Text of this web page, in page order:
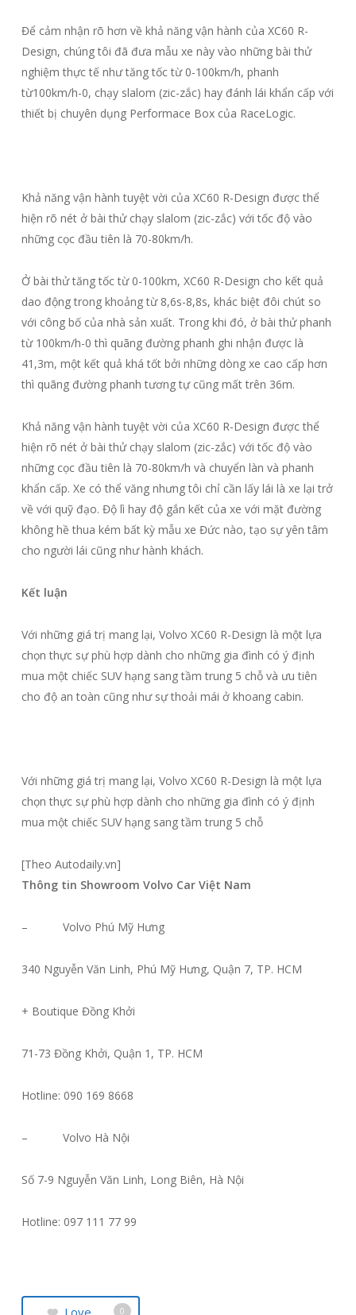
Để cảm nhận rõ hơn về khả năng vận hành của XC60 R-
Design, chúng tôi đã đưa mẫu xe này vào những bài thử
nghiệm thực tế như tăng tốc từ 0-100km/h, phanh
từ100km/h-0, chạy slalom (zic-zắc) hay đánh lái khẩn cấp với
thiết bị chuyên dụng Performace Box của RaceLogic.
Khả năng vận hành tuyệt vời của XC60 R-Design được thể
hiện rõ nét ở bài thử chạy slalom (zic-zắc) với tốc độ vào
những cọc đầu tiên là 70-80km/h.
Ở bài thử tăng tốc từ 0-100km, XC60 R-Design cho kết quả
dao động trong khoảng từ 8,6s-8,8s, khác biệt đôi chút so
với công bố của nhà sản xuất. Trong khi đó, ở bài thử phanh
từ 100km/h-0 thì quãng đường phanh ghi nhận được là
41,3m, một kết quả khá tốt bởi những dòng xe cao cấp hơn
thì quãng đường phanh tương tự cũng mất trên 36m.
Khả năng vận hành tuyệt vời của XC60 R-Design được thể
hiện rõ nét ở bài thử chạy slalom (zic-zắc) với tốc độ vào
những cọc đầu tiên là 70-80km/h và chuyển làn và phanh
khẩn cấp. Xe có thể văng nhưng tôi chỉ cần lấy lái là xe lại trở
về với quỹ đạo. Độ lì hay độ gắn kết của xe với mặt đường
không hề thua kém bất kỳ mẫu xe Đức nào, tạo sự yên tâm
cho người lái cũng như hành khách.
Kết luận
Với những giá trị mang lại, Volvo XC60 R-Design là một lựa
chọn thực sự phù hợp dành cho những gia đình có ý định
mua một chiếc SUV hạng sang tầm trung 5 chỗ và ưu tiên
cho độ an toàn cũng như sự thoải mái ở khoang cabin.
Với những giá trị mang lại, Volvo XC60 R-Design là một lựa
chọn thực sự phù hợp dành cho những gia đình có ý định
mua một chiếc SUV hạng sang tầm trung 5 chỗ
[Theo Autodaily.vn]
Thông tin Showroom Volvo Car Việt Nam
– Volvo Phú Mỹ Hưng
340 Nguyễn Văn Linh, Phú Mỹ Hưng, Quận 7, TP. HCM
+ Boutique Đồng Khởi
71-73 Đồng Khởi, Quận 1, TP. HCM
Hotline: 090 169 8668
– Volvo Hà Nội
Số 7-9 Nguyễn Văn Linh, Long Biên, Hà Nội
Hotline: 097 111 77 99
Love 0